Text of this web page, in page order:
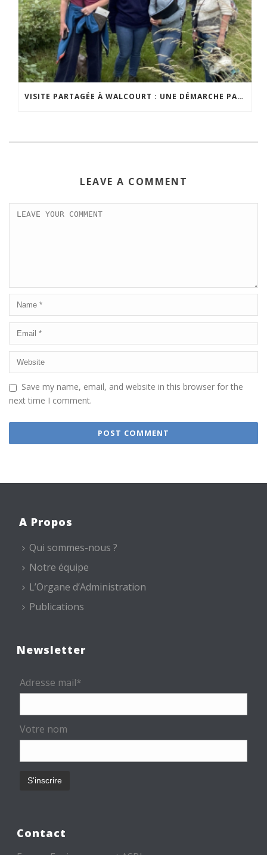
VISITE PARTAGÉE À WALCOURT : UNE DÉMARCHE PARTICIPATIVE ANIMÉE PAR ESPACE ENVIRONNEMENT
LEAVE A COMMENT
Save my name, email, and website in this browser for the
next time I comment.
A Propos
Qui sommes-nous ?
Notre équipe
L’Organe d’Administration
Publications
Newsletter
Adresse mail*
Votre nom
Contact